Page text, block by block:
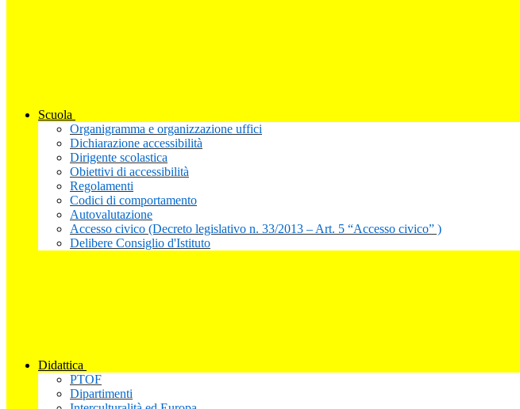
Scuola
Organigramma e organizzazione uffici
Dichiarazione accessibilità
Dirigente scolastica
Obiettivi di accessibilità
Regolamenti
Codici di comportamento
Autovalutazione
Accesso civico (Decreto legislativo n. 33/2013 – Art. 5 “Accesso civico” )
Delibere Consiglio d'Istituto
Didattica
PTOF
Dipartimenti